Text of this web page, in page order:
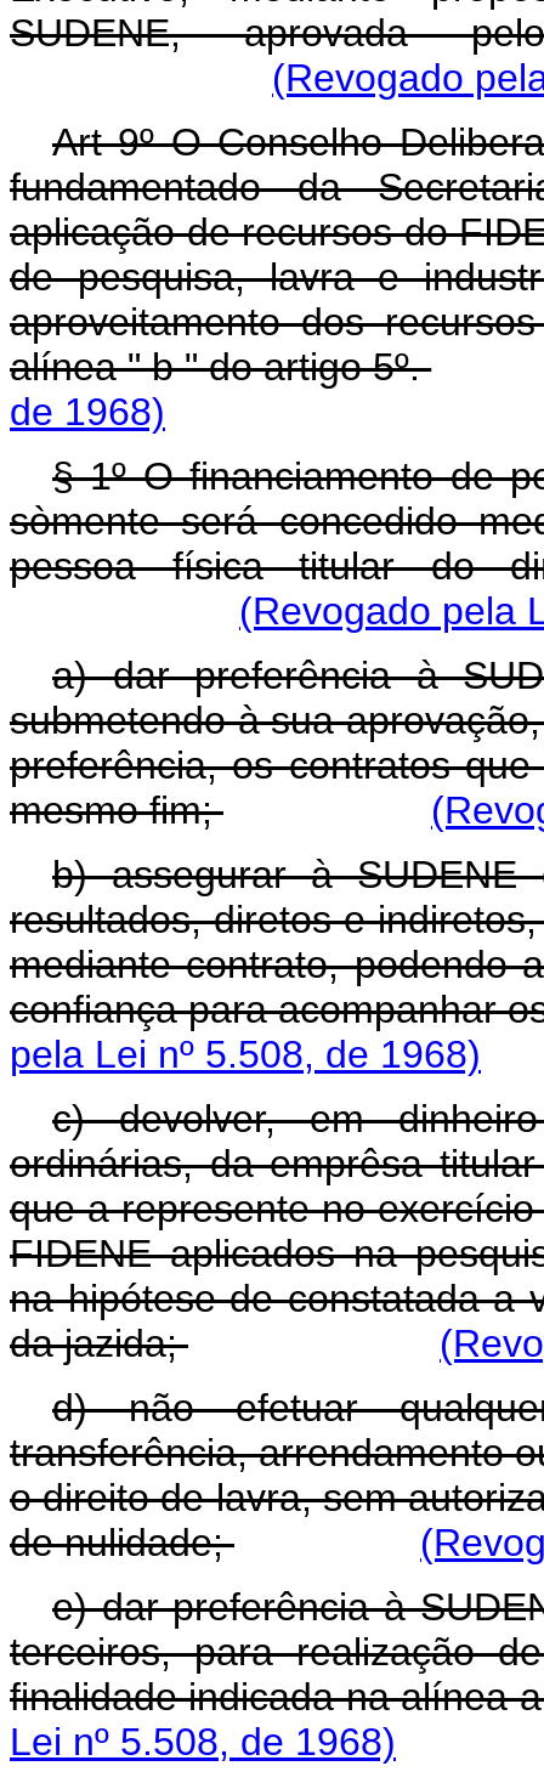
SUDENE, aprovada
(Revogado
Art 9º O Conselho
fundamentado da
aplicação de recursos do
de pesquisa, lavra e
aproveitamento dos
alínea " b " do artigo 5º.
de 1968)
§ 1º O financiamento de
sòmente será concedido
pessoa física titular do
(Revogado pela
a) dar preferência à
submetendo à sua
preferência, os contratos
mesmo fim;
b) assegurar à
resultados, diretos e
mediante contrato, podendo
confiança para acompanhar
pela Lei nº 5.508, de 1968)
c) devolver, em
ordinárias, da emprêsa
que a represente no
FIDENE aplicados na
na hipótese de constatada a
da jazida;
d) não efetuar
transferência, arrendamento
o direito de lavra, sem
de nulidade;
e) dar preferência à
terceiros, para realização
finalidade indicada na alínea
Lei nº 5.508, de 1968)